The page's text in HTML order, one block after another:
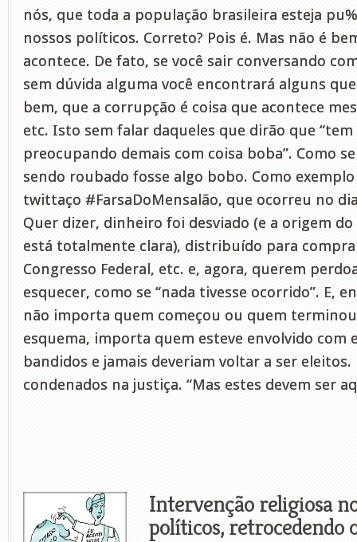
nós, que toda a população brasileira esteja
nossos políticos. Correto? Pois é. Mas não é
acontece. De fato, se você sair conversando
sem dúvida alguma você encontrará alguns
bem, que a corrupção é coisa que acontece
etc. Isto sem falar daqueles que dirão que
preocupando demais com coisa boba”. Como
sendo roubado fosse algo bobo. Como
twittaço #FarsaDoMensalão, que ocorreu no
Quer dizer, dinheiro foi desviado (e a origem
está totalmente clara), distribuído para
Congresso Federal, etc. e, agora, querem
esquecer, como se “nada tivesse ocorrido”. E,
não importa quem começou ou quem
esquema, importa quem esteve envolvido com
bandidos e jamais deveriam voltar a ser eleitos.
condenados na justiça. “Mas estes devem ser
Intervenção religiosa
políticos, retrocedendo